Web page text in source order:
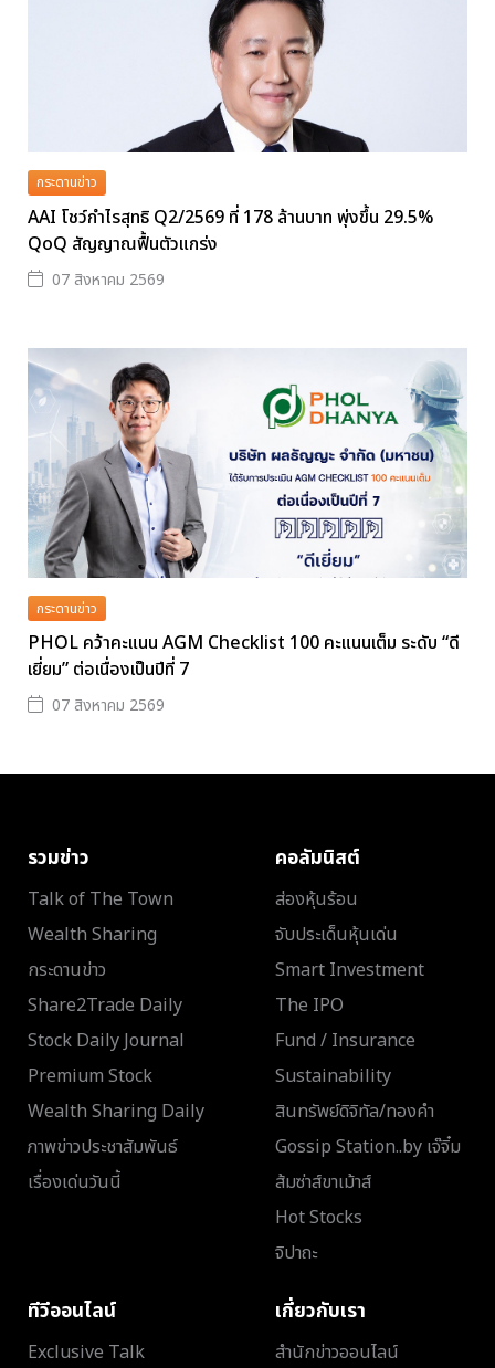
กระดานข่าว
AAI โชว์กำไรสุทธิ Q2/2569 ที่ 178 ล้านบาท พุ่งขึ้น 29.5%
QoQ สัญญาณฟื้นตัวแกร่ง
07 สิงหาคม 2569
กระดานข่าว
PHOL คว้าคะแนน AGM Checklist 100 คะแนนเต็ม ระดับ “ดี
เยี่ยม” ต่อเนื่องเป็นปีที่ 7
07 สิงหาคม 2569
รวมข่าว
Talk of The Town
Wealth Sharing
กระดานข่าว
Share2Trade Daily
Stock Daily Journal
Premium Stock
Wealth Sharing Daily
ภาพข่าวประชาสัมพันธ์
เรื่องเด่นวันนี้
คอลัมนิสต์
ส่องหุ้นร้อน
จับประเด็นหุ้นเด่น
Smart Investment
The IPO
Fund / Insurance
Sustainability
สินทรัพย์ดิจิทัล/ทองคำ
Gossip Station..by เจ๊จิ๋ม
ส้มซ่าส์ขาเม้าส์
Hot Stocks
จิปาถะ
ทีวีออนไลน์
Exclusive Talk
เกี่ยวกับเรา
สำนักข่าวออนไลน์